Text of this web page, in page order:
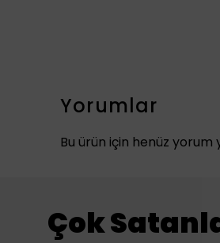
Yorumlar
Bu ürün için henüz yorum
Çok